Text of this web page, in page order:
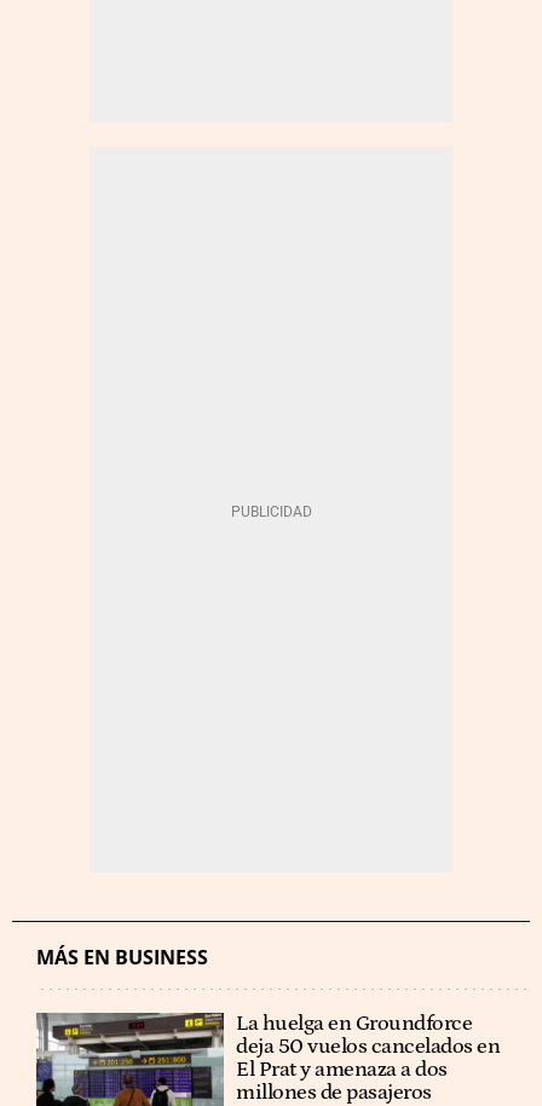
MÁS EN BUSINESS
La huelga en Groundforce
deja 50 vuelos cancelados en
El Prat y amenaza a dos
millones de pasajeros